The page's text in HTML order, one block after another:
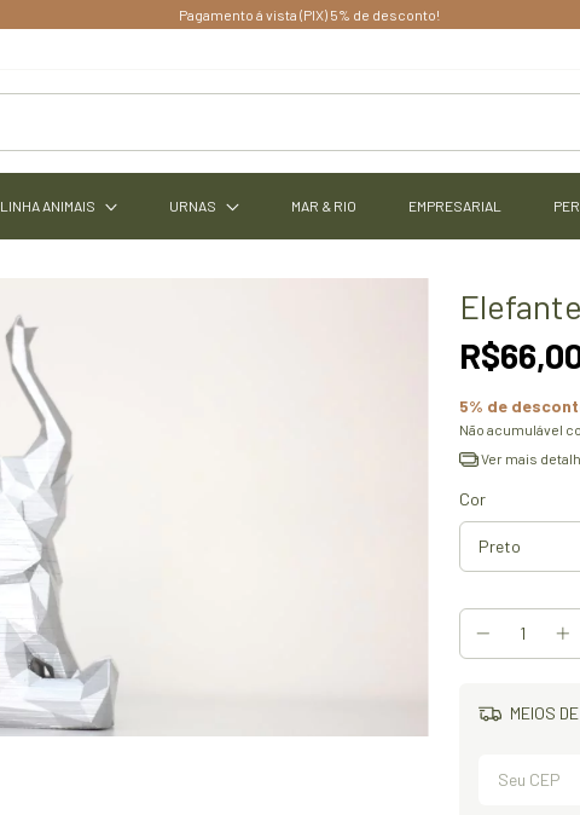
Pagamento á vista (PIX) 5% de desconto!
LINHA ANIMAIS URNAS MAR & RIO EMPRESARIAL
5% de
Não acumulável
Ver mais
Cor
MEIOS